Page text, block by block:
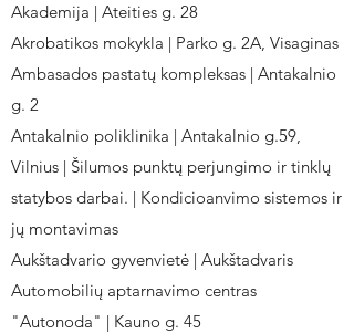
Akademija | Ateities g. 28
Akrobatikos mokykla | Parko g. 2A, Visaginas
Ambasados pastatų kompleksas | Antakalnio
g. 2
Antakalnio poliklinika | Antakalnio g.59,
Vilnius | Šilumos punktų perjungimo ir tinklų
statybos darbai. | Kondicioanvimo sistemos ir
jų montavimas
Aukštadvario gyvenvietė | Aukštadvaris
Automobilių aptarnavimo centras
"Autonoda" | Kauno g. 45